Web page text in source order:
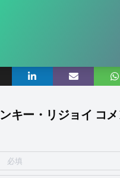
キー・リジョイ コメ